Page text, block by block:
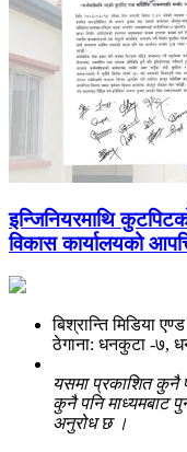
इन्जिनियरमाथि
विकास कार्यालयको
बिश्रान्ति मिडिया
ठेगाना: धनकुटा -७,
यसमा प्रकाशित कुनै
कुनै पनि माध्यमबाट
अनुरोध छ ।